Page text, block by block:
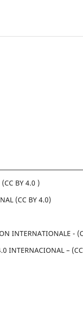
BY 4.0 )
(CC BY 4.0)
INTERNATIONALE -
INTERNACIONAL –